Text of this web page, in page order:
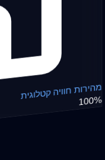
מהירות חוויה קטלוגית
100%